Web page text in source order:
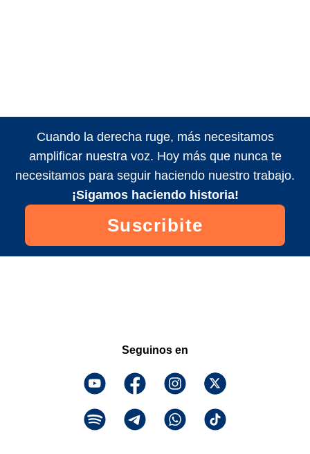
Cuando la derecha ruge, más necesitamos
amplificar nuestra voz. Hoy más que nunca te
necesitamos para seguir haciendo nuestro trabajo.
¡Sigamos haciendo historia!
Suscribite
Seguinos en